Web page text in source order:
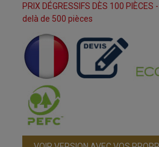
PRIX DÉGRESSIFS DÈS 100
delà de 500 pièces